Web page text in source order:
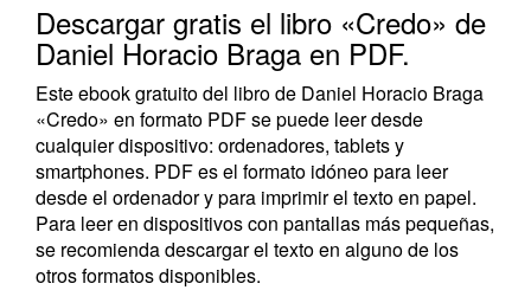
Descargar gratis el libro «Credo» de
Daniel Horacio Braga en PDF.
Este ebook gratuito del libro de Daniel Horacio Braga
«Credo» en formato PDF se puede leer desde
cualquier dispositivo: ordenadores, tablets y
smartphones. PDF es el formato idóneo para leer
desde el ordenador y para imprimir el texto en papel.
Para leer en dispositivos con pantallas más pequeñas,
se recomienda descargar el texto en alguno de los
otros formatos disponibles.